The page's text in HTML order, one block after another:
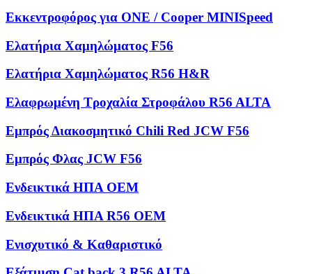
Εκκεντροφόρος για ONE / Cooper MINISpeed
Ελατήρια Χαμηλώματος F56
Ελατήρια Χαμηλώματος R56 H&R
Ελαφρωμένη Τροχαλία Στροφάλου R56 ALTA
Εμπρός Διακοσμητικό Chili Red JCW F56
Εμπρός Φλας JCW F56
Ενδεικτικά ΗΠΑ OEM
Ενδεικτικά ΗΠΑ R56 OEM
Ενισχυτικό & Καθαριστικό